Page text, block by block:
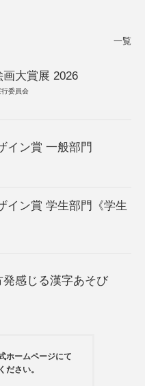
一覧
大賞展 2026
委員会
イン賞 一般部門
イン賞 学生部門《学生
発感じる漢字あそび
ホームページにて
ださい。